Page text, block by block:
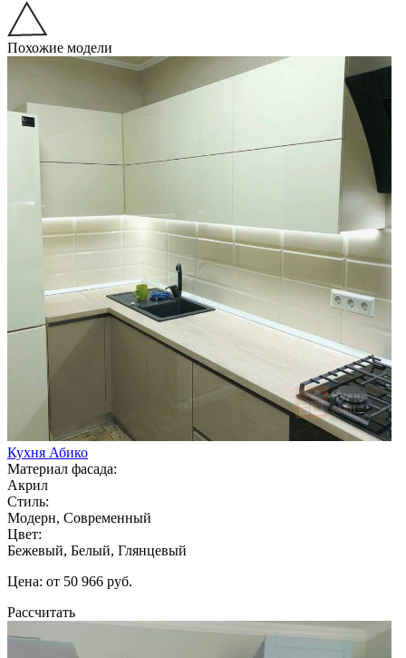
Похожие модели
Кухня Абико
Материал фасада:
Акрил
Стиль:
Модерн, Современный
Цвет:
Бежевый, Белый, Глянцевый
Цена: от 50 966 руб.
Рассчитать